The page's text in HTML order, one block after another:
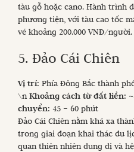
tàu gỗ hoặc cano. Hành trình
phương tiện, với tàu cao tốc
vé khoảng 200.000 VNĐ/người.
5. Đảo Cái Chiên
Vị trí: Phía Đông Bắc thành
\nKhoảng cách từ đất liền:
chuyển: 45 – 60 phút
Đảo Cái Chiên nằm khá xa
trong giai đoạn khai thác du
quan thiên nhiên dung dị và